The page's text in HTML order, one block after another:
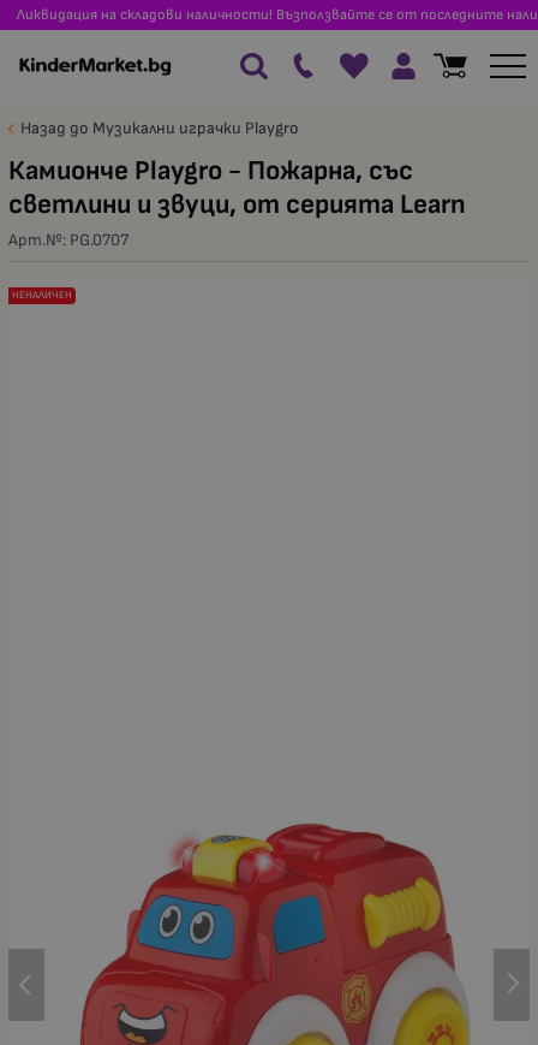
Ликвидация на складови наличности! Възползвайте се от последните
Назад до Музикални играчки Playgro
Камионче Playgro - Пожарна, със
светлини и звуци, от серията Learn
Арт.№: PG.0707
НЕНАЛИЧЕН